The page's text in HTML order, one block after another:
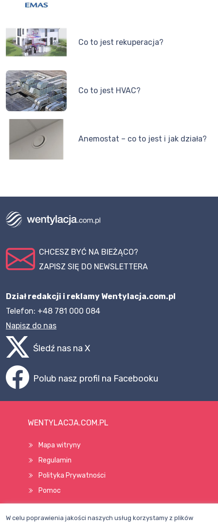
Co to jest rekuperacja?
Co to jest HVAC?
Anemostat – co to jest i jak działa?
CHCESZ BYĆ NA BIEŻĄCO?
ZAPISZ SIĘ DO NEWSLETTERA
Dział redakcji i reklamy Wentylacja.com.pl
Telefon: +48 781 000 084
Napisz do nas
Śledź nas na X
Polub nasz profil na Facebooku
WENTYLACJA.COM.PL
Mapa witryny
Regulamin
Polityka Prywatności
Pomoc
W celu poprawienia jakości naszych usług korzystamy z plików